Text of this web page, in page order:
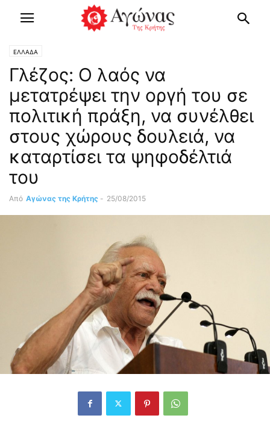
ΕΛΛΑΔΑ
Γλέζος: Ο λαός να
μετατρέψει την οργή του σε
πολιτική πράξη, να συνέλθει
στους χώρους δουλειά, να
καταρτίσει τα ψηφοδέλτιά
του
Από Αγώνας της Κρήτης - 25/08/2015